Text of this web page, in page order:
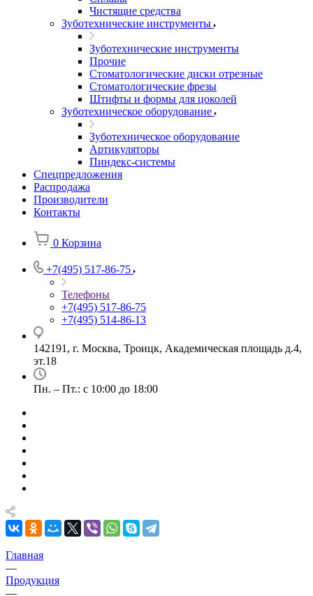
Чистящие средства
Зуботехнические инструменты
Зуботехнические инструменты
Прочие
Стоматологические диски отрезные
Стоматологические фрезы
Штифты и формы для цоколей
Зуботехническое оборудование
Зуботехническое оборудование
Артикуляторы
Пиндекс-системы
Спецпредложения
Распродажа
Производители
Контакты
0 Корзина
+7(495) 517-86-75
Телефоны
+7(495) 517-86-75
+7(495) 514-86-13
142191, г. Москва, Троицк, Академическая площадь д.4,
эт.18
Пн. – Пт.: с 10:00 до 18:00
Главная
—
Продукция
—